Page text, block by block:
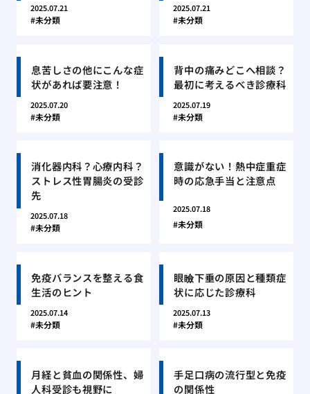
2025.07.21
未分類
2025.07.21
未分類
息苦しさの他にこんな症
状があれば要注意！
2025.07.20
未分類
背中の痛みどこへ相談？
最初に考えるべき診療科
2025.07.19
未分類
消化器内科？心療内科？
ストレス性胃腸炎の受診
先
2025.07.18
未分類
意識がない！熱中症重症
時の応急手当と注意点
2025.07.18
未分類
免疫バランスを整える食
生活のヒント
2025.07.14
未分類
眼瞼下垂の原因と種類症
状に応じた診療科
2025.07.13
未分類
月経と貧血の関係性、婦
人科受診も視野に
手足口病の流行型と免疫
の関係性